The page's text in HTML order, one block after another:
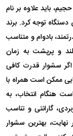
باید علاوه بر نام
دستگاه توجه کرد. برند
بادوام و متناسب
و پرپشت به زمان
سشوار قدرت کافی
ممکن است همراه با
هنگام انتخاب، به
گارانتی و تناسب
نهایت، بهترین سشوار